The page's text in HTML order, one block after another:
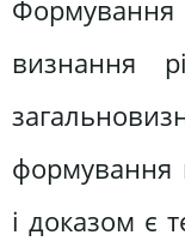
визнання
формування
і доказом є